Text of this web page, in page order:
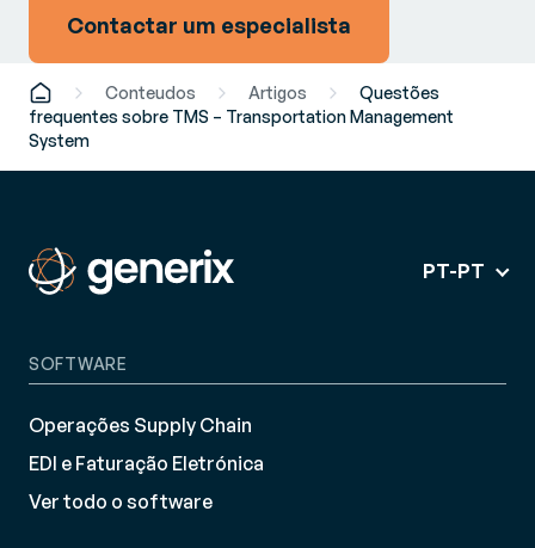
Contactar um especialista
Conteudos Artigos
Questões
frequentes sobre TMS – Transportation Management
System
PT-PT
SOFTWARE
Operações Supply Chain
EDI e Faturação Eletrónica
Ver todo o software